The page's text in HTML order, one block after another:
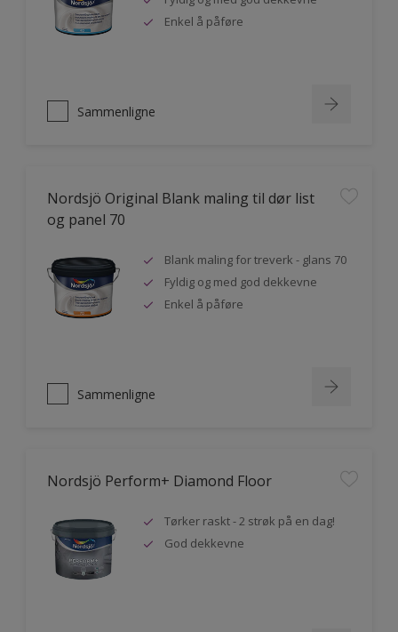
Enkel å påføre
Sammenligne
Nordsjö Original Blank maling til dør list
og panel 70
Blank maling for treverk - glans 70
Fyldig og med god dekkevne
Enkel å påføre
Sammenligne
Nordsjö Perform+ Diamond Floor
Tørker raskt - 2 strøk på en dag!
God dekkevne